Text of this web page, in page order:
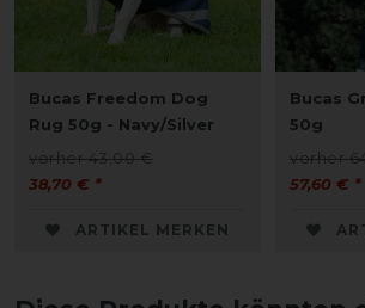
Bucas Freedom Dog
Rug 50g - Navy/Silver
vorher 43,00 €
38,70 € *
ARTIKEL MERKEN
Bucas
50g
vorher
57,60 € *